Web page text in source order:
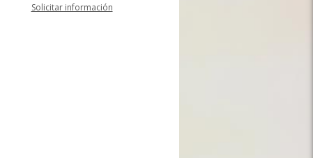
Solicitar información